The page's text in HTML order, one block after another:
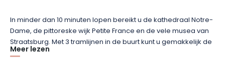
In minder dan 10 minuten lopen bereikt u de kathedraal Notre-
Dame, de pittoreske wijk Petite France en de vele musea van
Straatsburg. Met 3 tramlijnen in de buurt kunt u gemakkelijk de
Europese instellingen en het Palais de la Musique et des
Meer lezen